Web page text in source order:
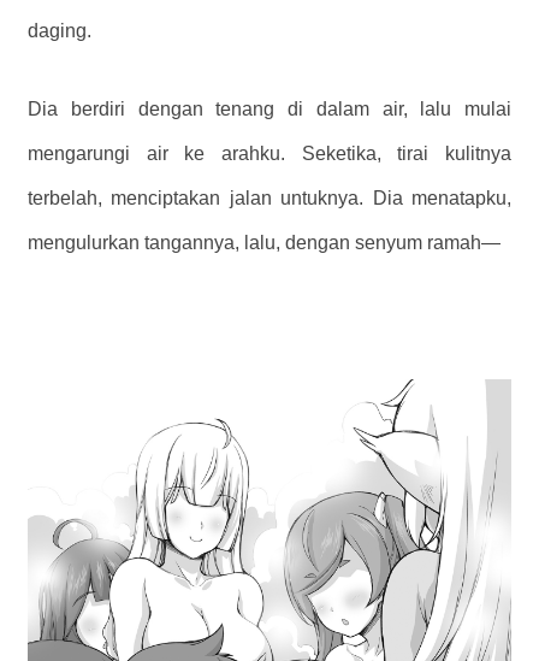
daging.
Dia berdiri dengan tenang di dalam air, lalu mulai
mengarungi air ke arahku. Seketika, tirai kulitnya
terbelah, menciptakan jalan untuknya. Dia menatapku,
mengulurkan tangannya, lalu, dengan senyum ramah—